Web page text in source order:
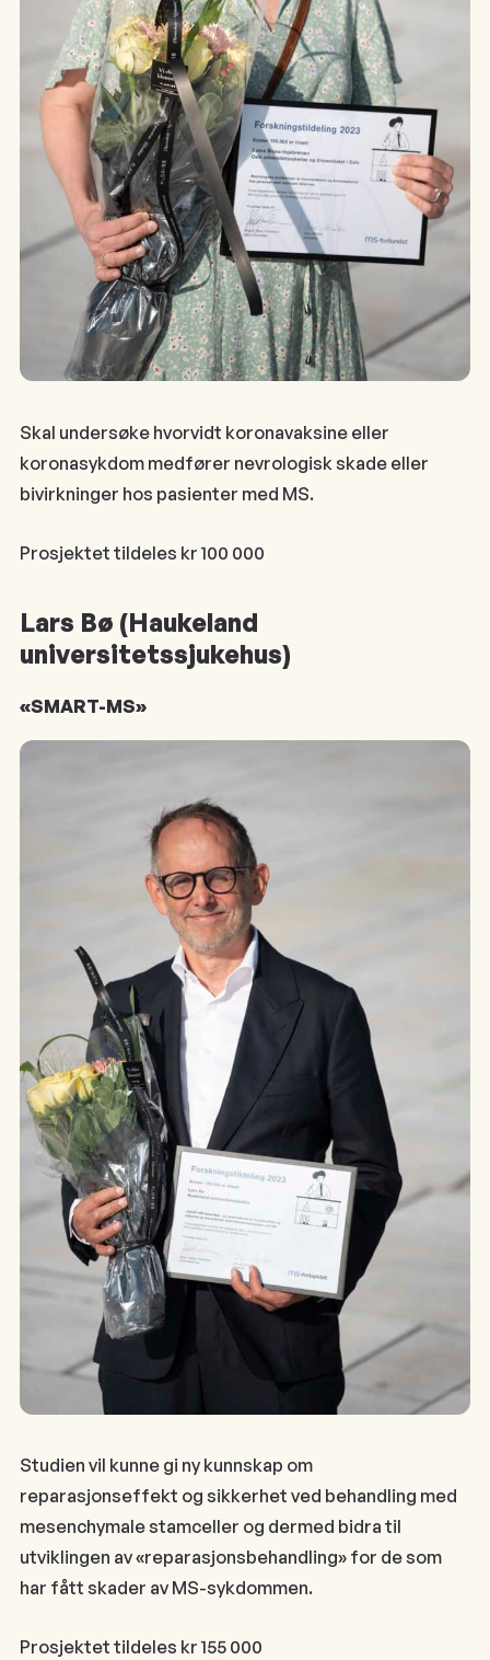
Skal undersøke hvorvidt koronavaksine eller
koronasykdom medfører nevrologisk skade eller
bivirkninger hos pasienter med MS.
Prosjektet tildeles kr 100 000
Lars Bø (Haukeland
universitetssjukehus)
«SMART-MS»
Studien vil kunne gi ny kunnskap om
reparasjonseffekt og sikkerhet ved behandling med
mesenchymale stamceller og dermed bidra til
utviklingen av «reparasjonsbehandling» for de som
har fått skader av MS-sykdommen.
Prosjektet tildeles kr 155 000